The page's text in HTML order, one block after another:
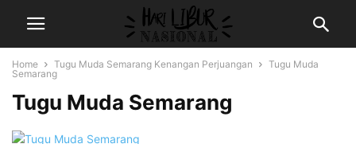
Home Tugu Muda Semarang Kenangan Perjuangan
Tugu Muda
Semarang
Tugu Muda Semarang